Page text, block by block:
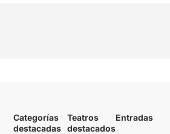
Categorías
destacadas
Teatros
destacados
Entradas